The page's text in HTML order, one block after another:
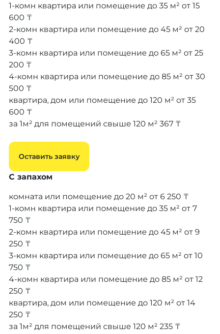
1-комн квартира или помещение до 35 м² от 15
600 ₸
2-комн квартира или помещение до 45 м² от 20
400 ₸
3-комн квартира или помещение до 65 м² от 25
200 ₸
4-комн квартира или помещение до 85 м² от 30
500 ₸
квартира, дом или помещение до 120 м² от 35
600 ₸
за 1м² для помещений свыше 120 м² 367 ₸
Оставить заявку
С запахом
комната или помещение до 20 м² от 6 250 ₸
1-комн квартира или помещение до 35 м² от 7
750 ₸
2-комн квартира или помещение до 45 м² от 9
250 ₸
3-комн квартира или помещение до 65 м² от 10
750 ₸
4-комн квартира или помещение до 85 м² от 12
250 ₸
квартира, дом или помещение до 120 м² от 14
250 ₸
за 1м² для помещений свыше 120 м² 235 ₸